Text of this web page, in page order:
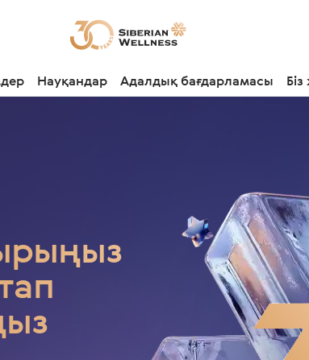
Науқандар Адалдық бағдарламасы